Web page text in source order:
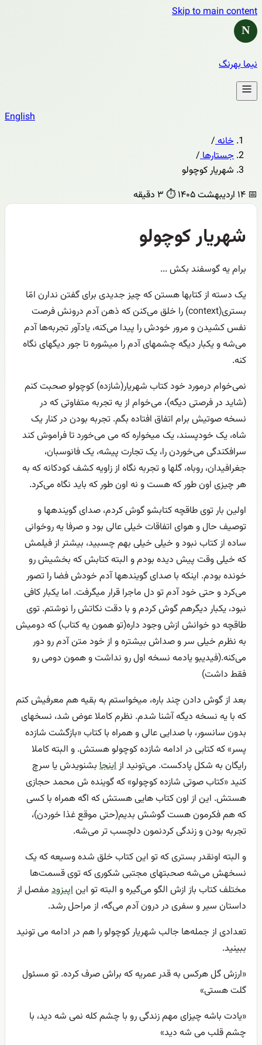
Skip to main content
N
نیما بهرنگ
English
خانه/
جستارها/
شهریار کوچولو
📅
⏱️
شهریار کوچولو
برام یه گوسفند بکش ...
یک دسته از کتابها هستن که چیز جدیدی برای گفتن ندارن امّا
بستری(context) را خلق می‌کنن که ذهن آدم درونش فرصت
نفس کشیدن و مرور خودش را پیدا می‌کنه، یادآور تجربه‌ها آدم
می‌شه و یکبار دیگه چشمهای آدم را میشوره تا جور دیگهای نگاه
کنه.
نمی‌خوام درمورد خود کتاب شهریار(شازده) کوچولو صحبت کنم
(شاید در فرصتی دیگه)، می‌خوام از یه تجربه متفاوتی که در
نسخه صوتیش برام اتفاق افتاده بگم. تجربه بودن در کنار یک
شاه، یک خودپسند، یک میخواره که می می‌خورد تا فراموش کند
سرافکندگی می‌خوردن را، یک تجارت پیشه، یک فانوسبان،
جغرافیدان، روباه، گلها و تجربه نگاه از زاویه کشف کودکانه که به
هر چیزی اون طور که هست و نه اون طور که باید نگاه می‌کرد.
اولین بار توی طاقچه کتابشو گوش کردم، صدای گویندهها و
توصیف حال و هوای اتفاقات خیلی عالی بود و صرفا یه روخوانی
ساده از کتاب نبود و خیلی خیلی بهم چسبید، بیشتر از فیلمش
که خیلی وقت پیش دیده بودم و البته کتابش که بخشیش رو
خونده بودم. اینکه با صدای گویندهها آدم خودش فضا را تصور
می‌کرد و حتی خود آدم تو دل ماجرا قرار میگرفت. اما یکبار کافی
نبود، یکبار دیگرهم گوش کردم و با دقت نکاتش را نوشتم. توی
طاقچه دو خوانش ازش وجود داره(تو همون یه کتاب) که دومیش
به نظرم خیلی سر و صداش بیشتره و از خود متن آدم رو دور
می‌کنه.(فیدیبو یادمه نسخه اول رو نداشت و همون دومی رو
فقط داشت)
بعد از گوش دادن چند باره، میخواستم به بقیه هم معرفیش کنم
که با یه نسخه دیگه آشنا شدم. نظرم کاملا عوض شد، نسخهای
بدون سانسور، با صدایی عالی و همراه با کتاب «بازگشت شازده
پسر» که کتابی در ادامه شازده کوچولو هستش. و البته کاملا
رایگان به شکل پادکست. می‌تونید ازاینجا بشنویدش یا سرچ
کنید «کتاب صوتی شازده کوچولو» که گوینده ش محمد حجازی
هستش. این از اون کتاب هایی هستش که اگه همراه با کسی
که هم فکرمون هست گوشش بدیم(حتی موقع غذا خوردن)،
تجربه بودن و زندگی کردنمون دلچسب تر می‌شه.
و البته اونقدر بستری که تو این کتاب خلق شده وسیعه که یک
نسخهش می‌شه صحبتهای مجتبی شکوری که توی قسمت‌ها
مختلف کتاب باز ازش الگو می‌گیره و البته تو ایناپیزود مفصل از
داستان سیر و سفری در درون آدم می‌گه، از مراحل رشد.
تعدادی از جمله‌ها جالب شهریار کوچولو را هم در ادامه می تونید
ببینید.
«ارزش گل هرکس به قدر عمریه که براش صرف کرده. تو مسئول
گلت هستی»
«یادت باشه چیزای مهم زندگی رو با چشم کله نمی شه دید، با
چشم قلب می شه دید»